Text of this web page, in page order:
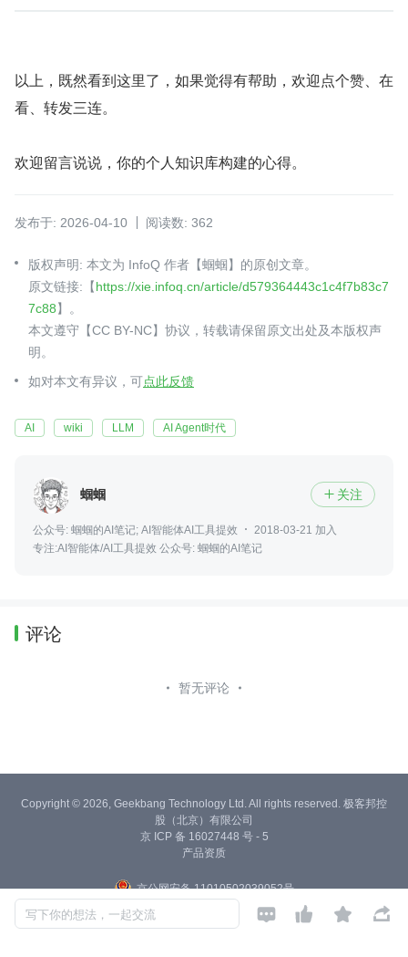
以上，既然看到这里了，如果觉得有帮助，欢迎点个赞、在
看、转发三连。
欢迎留言说说，你的个人知识库构建的心得。
发布于: 2026-04-10 阅读数: 362
版权声明: 本文为 InfoQ 作者【蝈蝈】的原创文章。
原文链接:【https://xie.infoq.cn/article/d579364443c1c4f7b83c7
7c88】。
本文遵守【CC BY-NC】协议，转载请保留原文出处及本版权声
明。
如对本文有异议，可点此反馈
AI wiki LLM AI Agent时代
蝈蝈  关注
公众号: 蝈蝈的AI笔记; AI智能体AI工具提效
2018-03-21 加入
专注:AI智能体/AI工具提效 公众号: 蝈蝈的AI笔记
评论
暂无评论
写下你的想法，一起交流    
Copyright © 2026, Geekbang Technology Ltd. All rights reserved. 极客邦控
股（北京）有限公司
京 ICP 备 16027448 号 - 5
产品资质
京公网安备 11010502039052号